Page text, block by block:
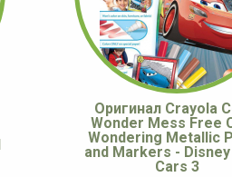
Оригинал Crayola
Wonder Mess Free
Wondering Metallic
and Markers -
Cars 3